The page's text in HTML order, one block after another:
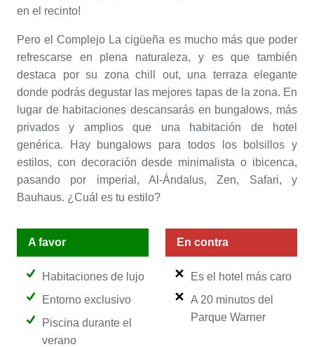
en el recinto!
Pero el Complejo La cigüeña es mucho más que poder
refrescarse en plena naturaleza, y es que también
destaca por su zona chill out, una terraza elegante
donde podrás degustar las mejores tapas de la zona. En
lugar de habitaciones descansarás en bungalows, más
privados y amplios que una habitación de hotel
genérica. Hay bungalows para todos los bolsillos y
estilos, con decoración desde minimalista o ibicenca,
pasando por imperial, Al-Ándalus, Zen, Safari, y
Bauhaus. ¿Cuál es tu estilo?
A favor
Habitaciones de lujo
Entorno exclusivo
Piscina durante el
verano
En contra
Es el hotel más caro
A 20 minutos del
Parque Warner